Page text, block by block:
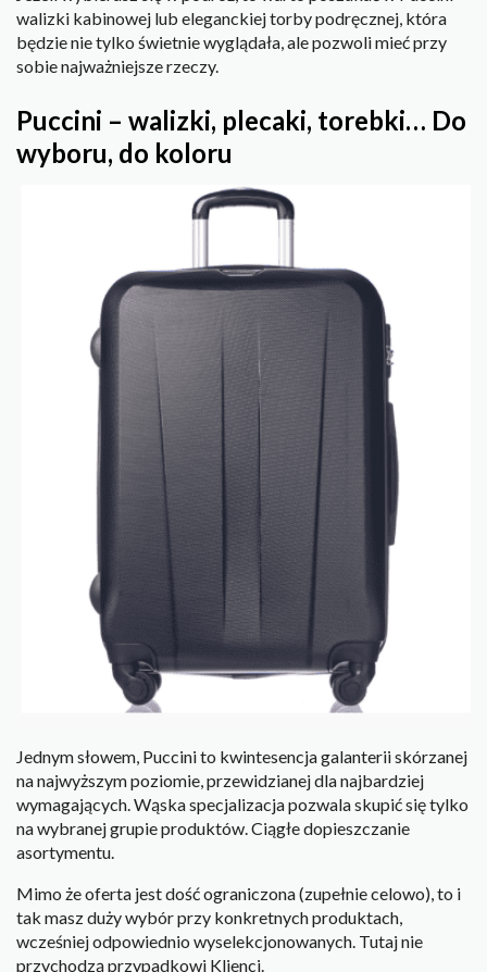
walizki kabinowej lub eleganckiej torby podręcznej, która
będzie nie tylko świetnie wyglądała, ale pozwoli mieć przy
sobie najważniejsze rzeczy.
Puccini – walizki, plecaki, torebki… Do
wyboru, do koloru
Jednym słowem, Puccini to kwintesencja galanterii skórzanej
na najwyższym poziomie, przewidzianej dla najbardziej
wymagających. Wąska specjalizacja pozwala skupić się tylko
na wybranej grupie produktów. Ciągłe dopieszczanie
asortymentu.
Mimo że oferta jest dość ograniczona (zupełnie celowo), to i
tak masz duży wybór przy konkretnych produktach,
wcześniej odpowiednio wyselekcjonowanych. Tutaj nie
przychodzą przypadkowi Klienci.